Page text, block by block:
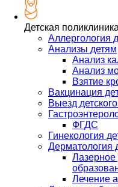
Детская поликлиника
Аллергология
Анализы детям
Анализ
Анализ
Взятие
Вакцинация
Выезд
ФГДС
Гинекология
Дерматология
Лазерное
Лечение